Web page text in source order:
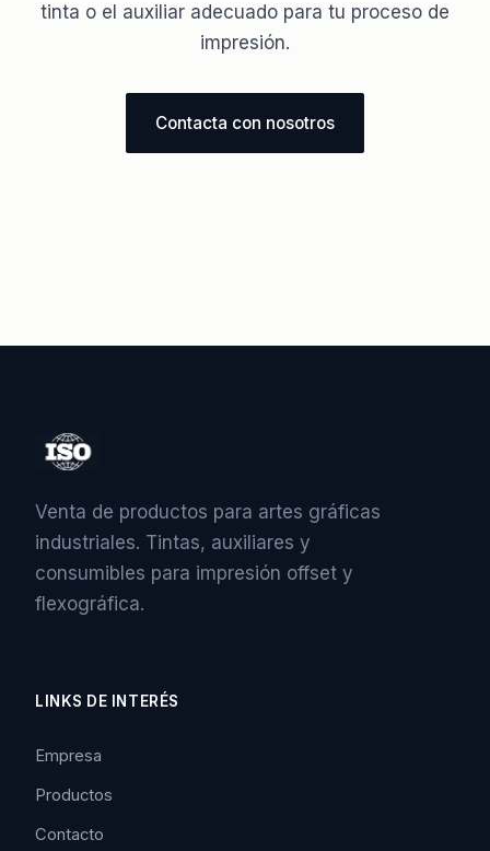
tinta o el auxiliar adecuado para tu proceso de
impresión.
Contacta con nosotros
Venta de productos para artes gráficas
industriales. Tintas, auxiliares y
consumibles para impresión offset y
flexográfica.
LINKS DE INTERÉS
Empresa
Productos
Contacto